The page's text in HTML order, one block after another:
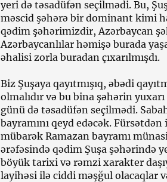
yeri də təsadüfən seçilmədi. Bu,
məscid şəhərə bir dominant kimi
qədim şəhərimizdir, Azərbaycan
Azərbaycanlılar həmişə burada
əhalisi zorla buradan çıxarılmışdı.
Biz Şuşaya qayıtmışıq, əbədi
olmalıdır və bu bina şəhərin
günü də təsadüfən seçilmədi.
bayramını qeyd edəcək.
mübarək Ramazan bayramı
ərəfəsində qədim Şuşa şəhərində
böyük tarixi və rəmzi xarakter
layihəsi ilə ciddi məşğul olacaqlar